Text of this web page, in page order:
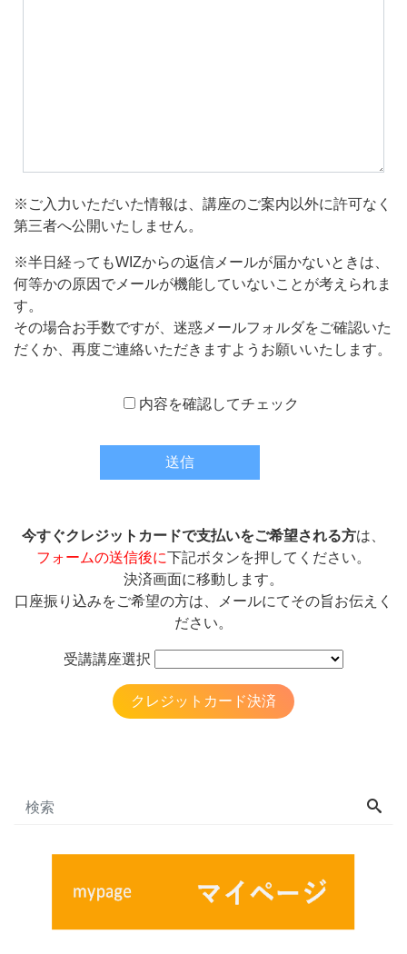
※ご入力いただいた情報は、講座のご案内以外に許可なく
第三者へ公開いたしません。
※半日経ってもWIZからの返信メールが届かないときは、
何等かの原因でメールが機能していないことが考えられま
す。
その場合お手数ですが、迷惑メールフォルダをご確認いた
だくか、再度ご連絡いただきますようお願いいたします。
内容を確認してチェック
今すぐクレジットカードで支払いをご希望される方は、
フォームの送信後に下記ボタンを押してください。
決済画面に移動します。
口座振り込みをご希望の方は、メールにてその旨お伝えく
ださい。
受講講座選択